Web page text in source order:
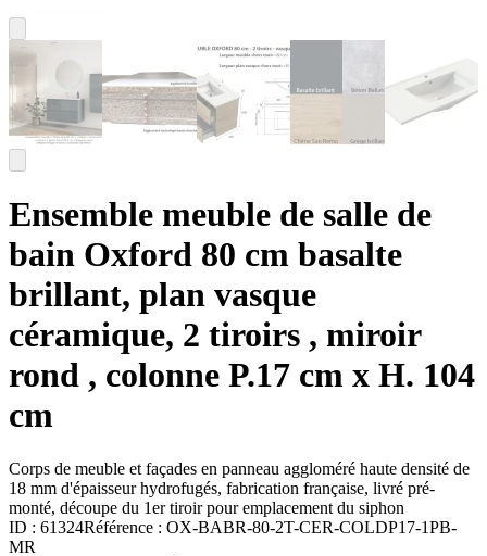
Ensemble meuble de salle de
bain Oxford 80 cm basalte
brillant, plan vasque
céramique, 2 tiroirs , miroir
rond , colonne P.17 cm x H. 104
cm
Corps de meuble et façades en panneau aggloméré haute densité de
18 mm d'épaisseur hydrofugés, fabrication française, livré pré-
monté, découpe du 1er tiroir pour emplacement du siphon
ID : 61324Référence : OX-BABR-80-2T-CER-COLDP17-1PB-
MR